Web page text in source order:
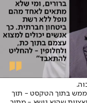
ממש בתוך הטקסט - תוך